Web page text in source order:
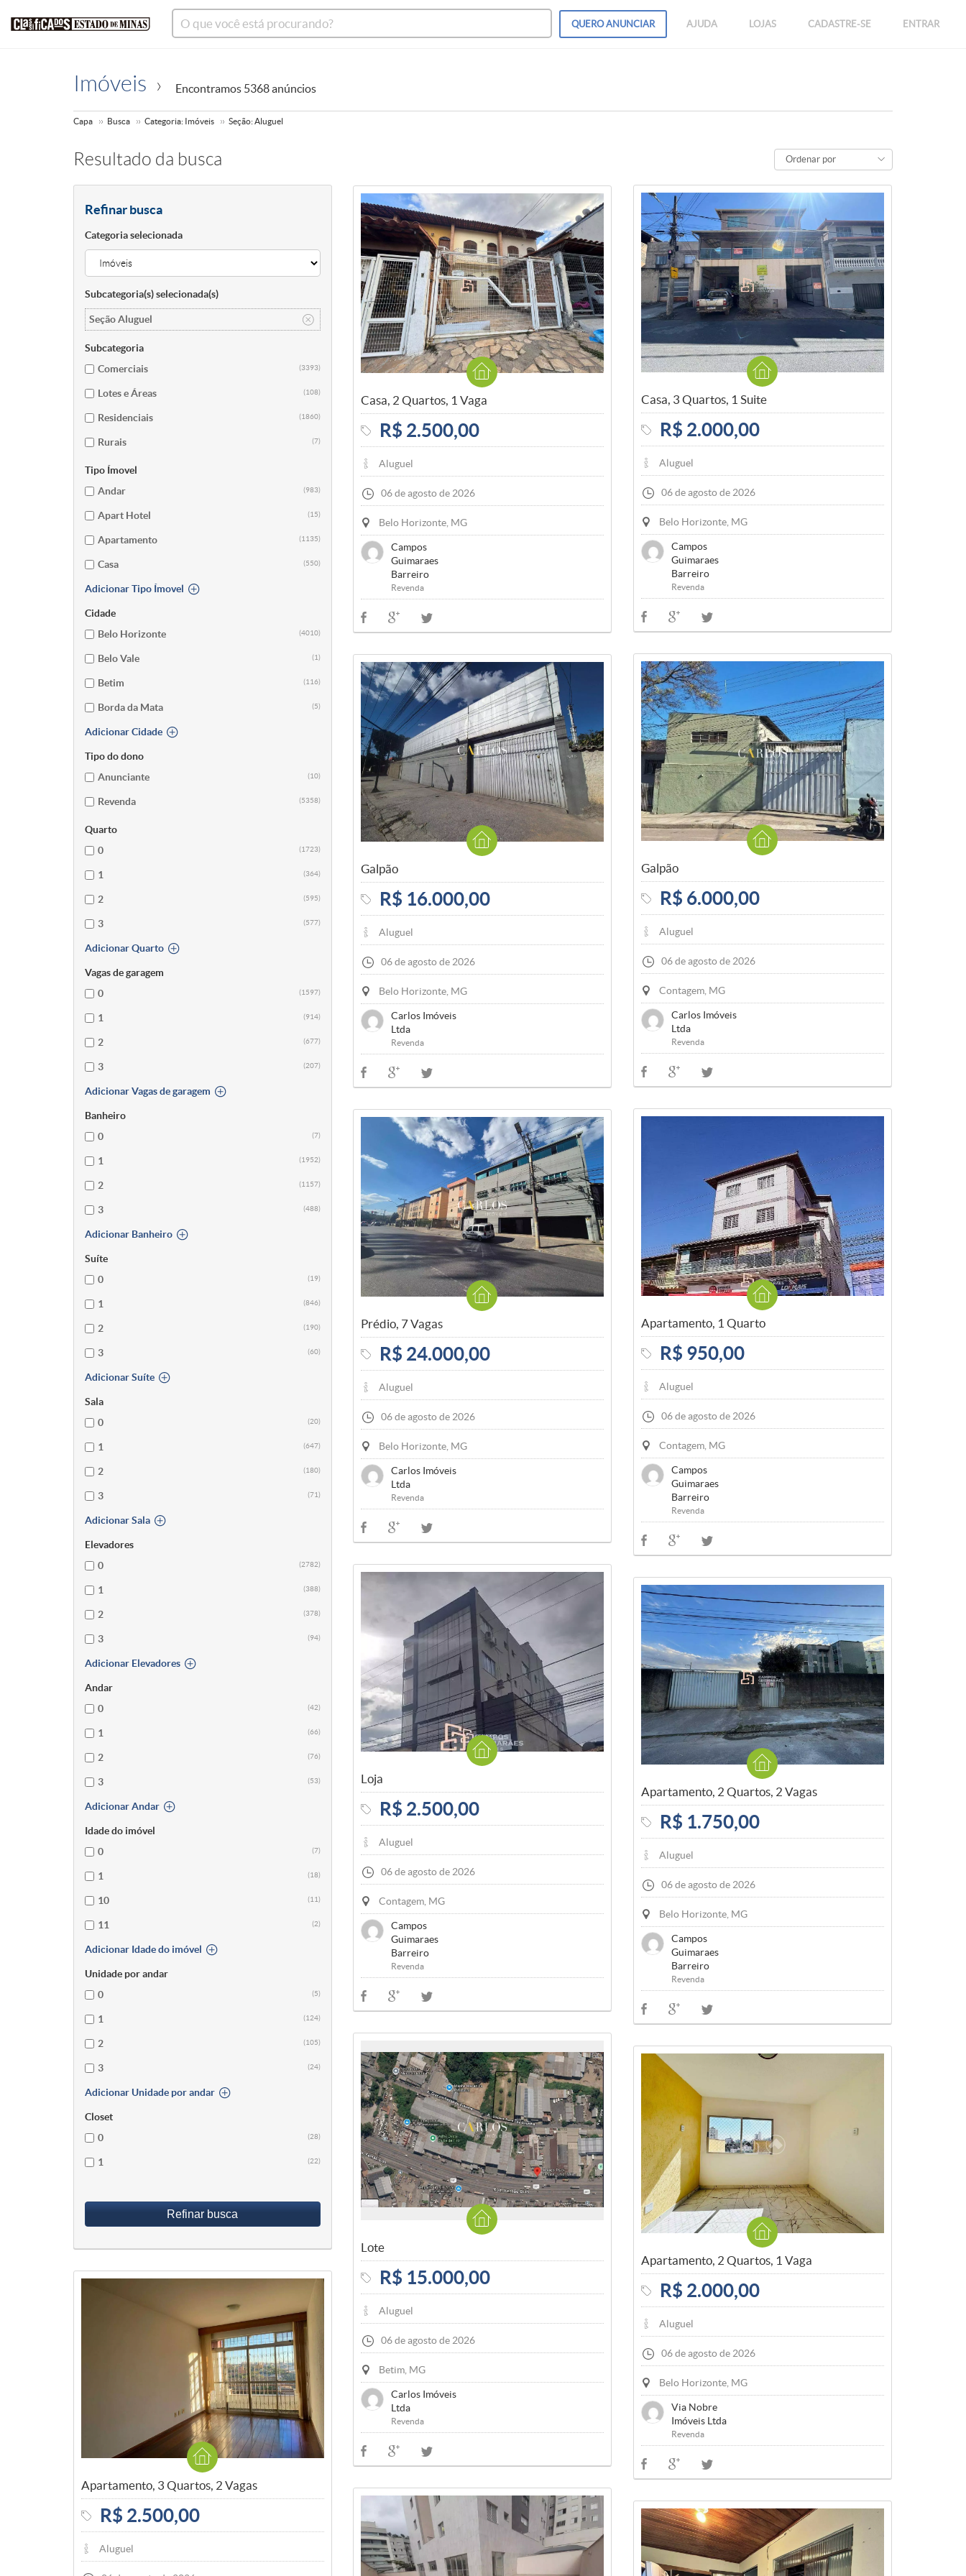
QUEROANUNCIAR AJUDA LOJAS CADASTRE-SE ENTRAR
Imóveis Encontramos 5368 anúncios
Capa Busca Categoria: Imóveis Seção: Aluguel
Resultado da busca Ordenar por
Refinar busca
Categoria selecionada
Subcategoria(s) selecionada(s)
Seção Aluguel
Subcategoria
Comerciais
(3393)
Lotes e Áreas (108)
Residenciais (1860)
Rurais (7)
Tipo Ímovel
Andar
(983)
Apart Hotel (15)
Apartamento (1135)
Casa (550)
Adicionar Tipo Ímovel
Cidade
Belo Horizonte
(4010)
Belo Vale (1)
Betim (116)
Borda da Mata (5)
Adicionar Cidade
Tipo do dono
Anunciante
(10)
Revenda (5358)
Quarto
0
(1723)
1 (364)
2 (595)
3 (577)
Adicionar Quarto
Vagas de garagem
0
(1597)
1 (914)
2 (677)
3 (207)
Adicionar Vagas de garagem
Banheiro
0
(7)
1 (1952)
2 (1157)
3 (488)
Adicionar Banheiro
Suíte
0
(19)
1 (846)
2 (190)
3 (60)
Adicionar Suíte
Sala
0
(20)
1 (647)
2 (180)
3 (71)
Adicionar Sala
Elevadores
0
(2782)
1 (388)
2 (378)
3 (94)
Adicionar Elevadores
Andar
0
(42)
1 (66)
2 (76)
3 (53)
Adicionar Andar
Idade do imóvel
0
(7)
1 (18)
10 (11)
11 (2)
Adicionar Idade do imóvel
Unidade por andar
0
(5)
1 (124)
2 (105)
3 (24)
Adicionar Unidade por andar
Closet
0
(28)
1 (22)
Refinar busca
Casa, 3 Quartos, 1 Suite
R$ 2.000,00
Aluguel
06 de agosto de 2026
Belo Horizonte, MG
Campos
Guimaraes
Barreiro
Revenda
Casa, 2 Quartos, 1 Vaga
R$ 2.500,00
Aluguel
06 de agosto de 2026
Belo Horizonte, MG
Campos
Guimaraes
Barreiro
Revenda
Galpão
R$ 6.000,00
Aluguel
06 de agosto de 2026
Contagem, MG
Carlos Imóveis
Ltda
Revenda
Galpão
R$ 16.000,00
Aluguel
06 de agosto de 2026
Belo Horizonte, MG
Carlos Imóveis
Ltda
Revenda
Apartamento, 1 Quarto
R$ 950,00
Aluguel
06 de agosto de 2026
Contagem, MG
Campos
Guimaraes
Barreiro
Revenda
Prédio, 7 Vagas
R$ 24.000,00
Aluguel
06 de agosto de 2026
Belo Horizonte, MG
Carlos Imóveis
Ltda
Revenda
Loja
R$ 2.500,00
Aluguel
06 de agosto de 2026
Contagem, MG
Campos
Guimaraes
Barreiro
Revenda
Apartamento, 2 Quartos, 2 Vagas
R$ 1.750,00
Aluguel
06 de agosto de 2026
Belo Horizonte, MG
Campos
Guimaraes
Barreiro
Revenda
Lote
R$ 15.000,00
Aluguel
06 de agosto de 2026
Betim, MG
Carlos Imóveis
Ltda
Revenda
Apartamento, 2 Quartos, 1 Vaga
R$ 2.000,00
Aluguel
06 de agosto de 2026
Belo Horizonte, MG
Via Nobre
Imóveis Ltda
Revenda
Apartamento, 3 Quartos, 2 Vagas
R$ 2.500,00
Aluguel